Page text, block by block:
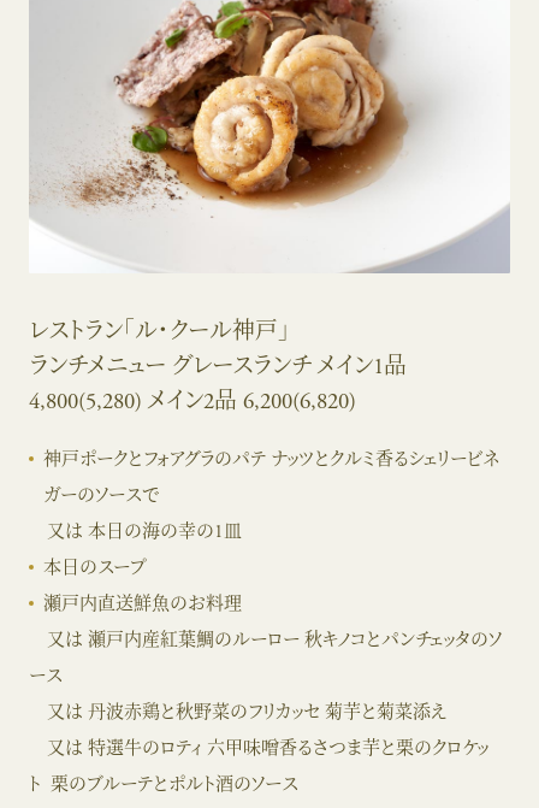
レストラン「ル・クール神戸」
ランチメニュー グレースランチ メイン1品
4,800(5,280) メイン2品 6,200(6,820)
神戸ポークとフォアグラのパテ ナッツとクルミ香るシェリービネ
ガーのソースで
又は 本日の海の幸の1皿
本日のスープ
瀬戸内直送鮮魚のお料理
又は 瀬戸内産紅葉鯛のルーロー 秋キノコとパンチェッタのソ
ース
又は 丹波赤鶏と秋野菜のフリカッセ 菊芋と菊菜添え
又は 特選牛のロティ 六甲味噌香るさつま芋と栗のクロケッ
ト 栗のブルーテとポルト酒のソース